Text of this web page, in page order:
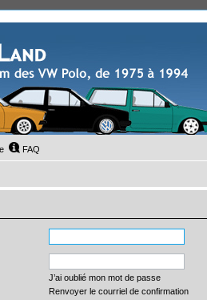
FAQ
J’ai oublié mon mot de passe
Renvoyer le courriel de confirmation